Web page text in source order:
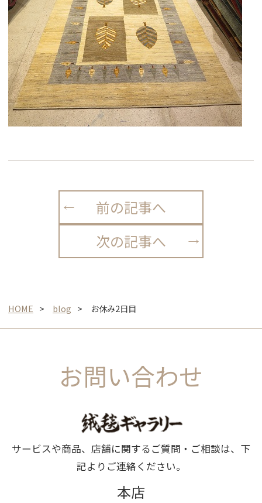
前の記事へ
次の記事へ
HOME blog お休み2日目
お問い合わせ
サービスや商品、店舗に関するご質問・ご相談は、下
記よりご連絡ください。
本店